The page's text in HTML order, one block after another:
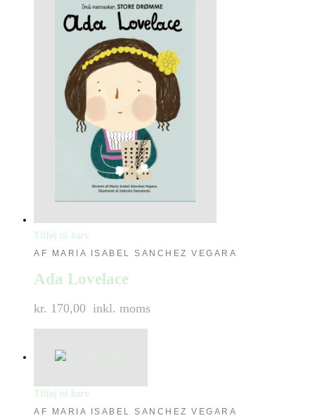
Tilføj til kurv
AF MARIA ISABEL SANCHEZ VEGARA
Ada Lovelace
kr. 170,00 inkl. moms
Tilføj til kurv
AF MARIA ISABEL SANCHEZ VEGARA